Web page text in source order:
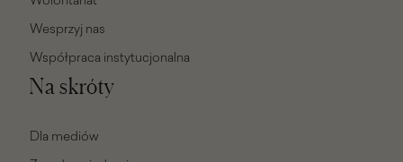
Wesprzyj nas
Współpraca instytucjonalna
Na skróty
Dla mediów